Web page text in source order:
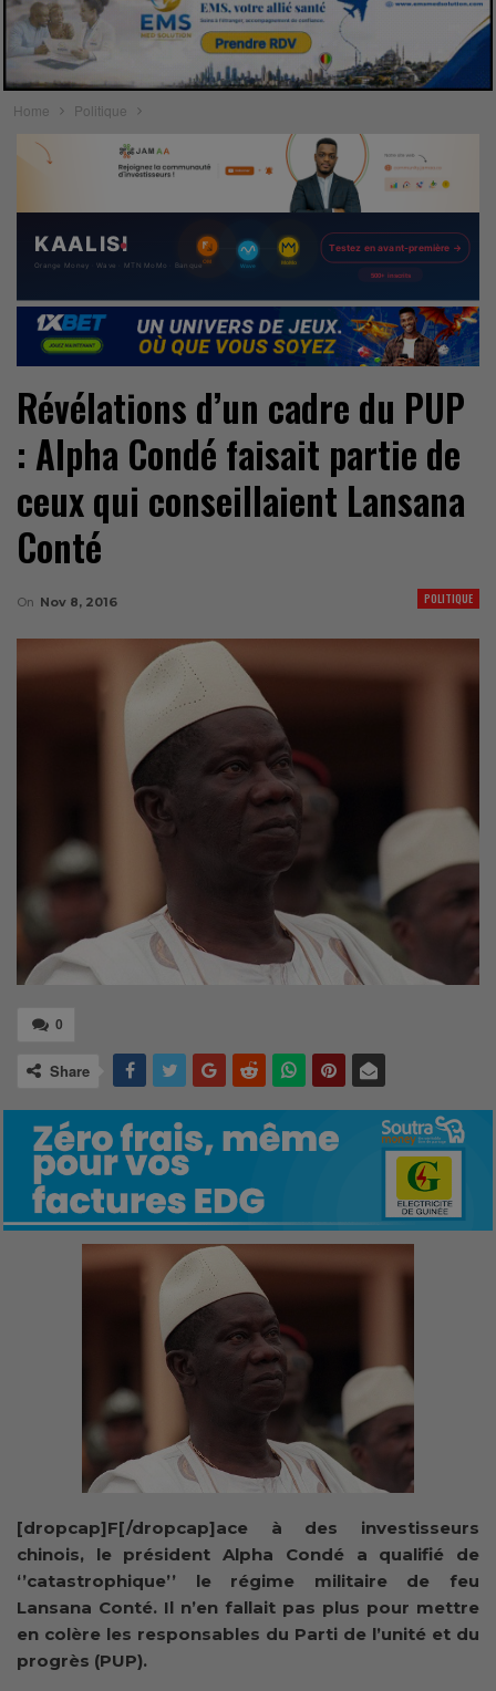
Home Politique
Révélations d’un cadre du PUP
: Alpha Condé faisait partie de
ceux qui conseillaient Lansana
Conté
POLITIQUE
On Nov 8, 2016
0
Share
[dropcap]F[/dropcap]ace à des investisseurs
chinois, le président Alpha Condé a qualifié de
‘’catastrophique’’ le régime militaire de feu
Lansana Conté. Il n’en fallait pas plus pour mettre
en colère les responsables du Parti de l’unité et du
progrès (PUP).